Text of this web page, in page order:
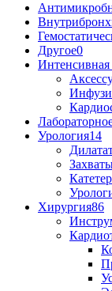
Другое0
Интенсивная
Урология14
Хирургия86